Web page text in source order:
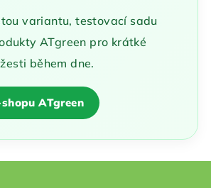
variantu, testovací sadu
ATgreen pro krátké
během dne.
ATgreen